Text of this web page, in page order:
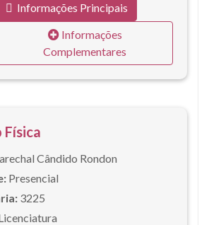
Informações Principais
Informações
Complementares
Física
Cândido Rondon
Presencial
3225